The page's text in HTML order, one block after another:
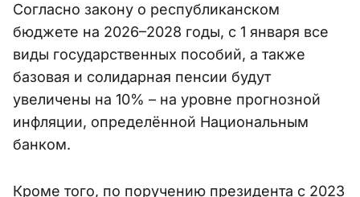
Согласно закону о республиканском
бюджете на 2026–2028 годы, с 1 января все
виды государственных пособий, а также
базовая и солидарная пенсии будут
увеличены на 10% – на уровне прогнозной
инфляции, определённой Национальным
банком.
Кроме того, по поручению президента с 2023